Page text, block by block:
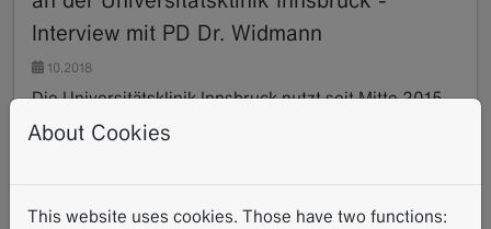
Interview mit PD Dr. Widmann
10.2018
Die Universitätsklinik Innsbruck nutzt seit Mitte 2015
mint Lesion™ mit dem initialen Fokus auf klinische
About Cookies
This website uses cookies. Those have two functions: